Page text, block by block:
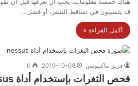
قد يتسببون في تساقط الشعر، أو فشل…
أكمل القراءة »
فريق ماكتيوبس 2019-10-08
0
فحص الثغرات بإستخدام أداة nessus